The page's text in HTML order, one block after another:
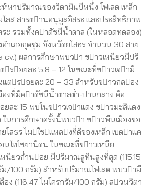
ห์หาปริมาณของวิตามินบีหนึ่ง โฟเลต เหล็ก
โลส สารตานอนุมูลอิสระ และประสิทธิภาพ
ะ รวมทั้งคาดัชนีน้ําตาล (ในหลอดทดลอง)
าเภอกุดชุม จังหวัดยโสธร จํานวน 30 สาย
cv.) ผลการศึกษาพบวา ขาวเหนียวมีปริ
รอยละ 5.8 – 12 ในขณะที่ขาวเจามี
แตรอยละ 20 – 33 สําหรับขาวกลอง
งที่มีคาดัชนีน้ําตาลต่ำ-ปานกลาง คือ
ละ 15 พบในขาวเจาแดง ขาวมะลิแดง
ในการศึกษาครั้งนี้พบวา ขาวพืนเมืองขอ
โสธร ไมใชแหลงที่ดีของเหล็ก เบตาแค
นโทไซยานิดน ในขณะที่ขาวเหนีย
นียวก่ํานอย มีปริมาณลูทีนสูงที่สุด (115.15
ม/100 กรัม) สําหรับปริมาณโฟเลต พบวามี
อง (116.47 ไมโครกรัม/100 กรัม) สวนวิตา